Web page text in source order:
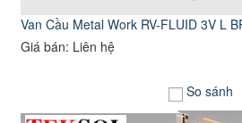
Van Cầu Metal Work RV-FLUID 3V L
Giá bán: Liên hệ
So sánh